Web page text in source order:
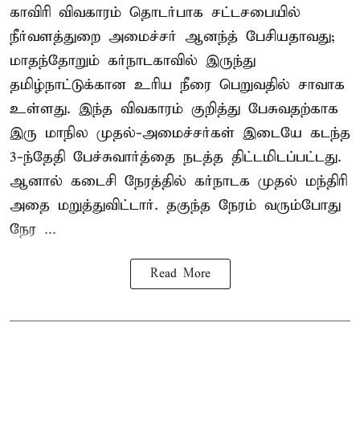
காவிரி விவகாரம் தொடர்பாக சட்டசபையில்
நீர்வளத்துறை அமைச்சர் ஆனந்த் பேசியதாவது;
மாதந்தோறும் கர்நாடகாவில் இருந்து
தமிழ்நாட்டுக்கான உரிய நீரை பெறுவதில் சாவாக
உள்ளது. இந்த விவகாரம் குறித்து பேசுவதற்காக
இரு மாநில முதல்-அமைச்சர்கள் இடையே கடந்த
3-ந்தேதி பேச்சுவார்த்தை நடத்த திட்டமிடப்பட்டது.
ஆனால் கடைசி நேரத்தில் கர்நாடக முதல் மந்திரி
அதை மறுத்துவிட்டார். தகுந்த நேரம் வரும்போது
நேர ...
Read More